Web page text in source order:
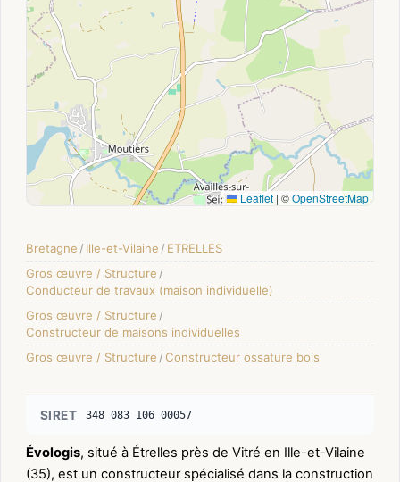
Leaflet | ©OpenStreetMap
Bretagne / Ille-et-Vilaine / ETRELLES
Gros œuvre / Structure /
Conducteur de travaux (maison individuelle)
Gros œuvre / Structure /
Constructeur de maisons individuelles
Gros œuvre / Structure /Constructeur ossature bois
SIRET 348 083 106 00057
Évologis, situé à Étrelles près de Vitré en Ille-et-Vilaine
(35), est un constructeur spécialisé dans la construction